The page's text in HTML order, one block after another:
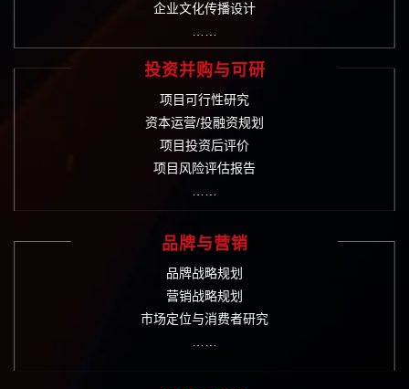
企业文化传播设计
投资并购与可研
项目可行性研究
资本运营/投融资规划
项目投资后评价
项目风险评估报告
品牌与营销
品牌战略规划
营销战略规划
市场定位与消费者研究